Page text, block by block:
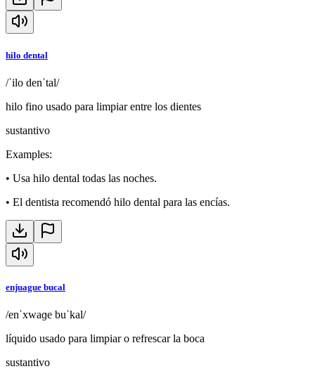
hilo dental
/ˈilo denˈtal/
hilo fino usado para limpiar entre los dientes
sustantivo
Examples:
• Usa hilo dental todas las noches.
• El dentista recomendó hilo dental para las encías.
enjuague bucal
/enˈxwaɡe buˈkal/
líquido usado para limpiar o refrescar la boca
sustantivo